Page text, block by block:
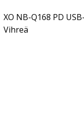
XO NB-Q168 PD
Vihreä